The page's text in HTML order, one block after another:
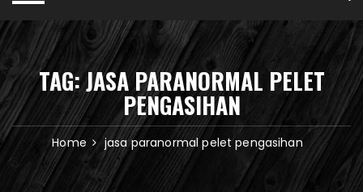
TAG:JASA PARANORMAL PELET
PENGASIHAN
Home jasa paranormal pelet pengasihan